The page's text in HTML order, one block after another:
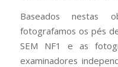
Baseados nestas
fotografamos os pés
SEM NF1 e as
examinadores